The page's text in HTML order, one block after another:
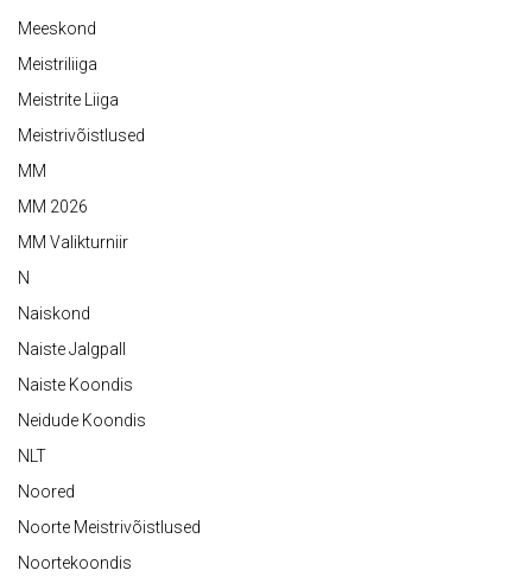
Meeskond
Meistriliiga
Meistrite Liiga
Meistrivõistlused
MM
MM 2026
MM Valikturniir
N
Naiskond
Naiste Jalgpall
Naiste Koondis
Neidude Koondis
NLT
Noored
Noorte Meistrivõistlused
Noortekoondis